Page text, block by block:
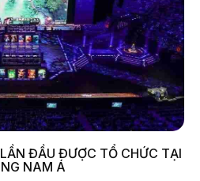
ĐẦU ĐƯỢC TỔ CHỨC TẠI
NAM Á